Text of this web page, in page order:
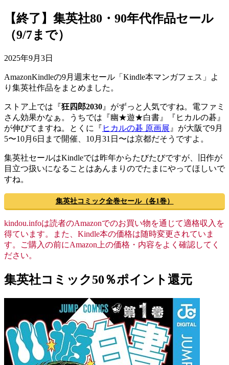
【終了】集英社80・90年代作品セール
（9/7まで）
2025年9月3日
AmazonKindleの9月週末セール「Kindle本マンガフェス」よ
り集英社作品をまとめました。
ストア上では『狂四郎2030 』がずっと人気ですね。電ファミ
さん効果かなぁ。うちでは『幽★遊★白書』『ヒカルの碁』
が伸びてますね。とくに『 ヒカルの碁 原画展 』が大阪で9月
5〜10月6日まで開催、10月31日〜は京都だそうですよ。
集英社セールはKindleでは昨年からたびたびですが、旧作が
目立つ扱いになることはあんまりのでたまにやってほしいで
すね。
集英社コミック全巻セール（各1巻）
kindou.infoは読者のAmazonでのお買い物を通じて適格収入を
得ています。また、Kindle本の価格は随時変更されていま
す。ご購入の前にAmazon上の価格・内容をよく確認してく
ださい。
集英社コミック50％ポイント還元